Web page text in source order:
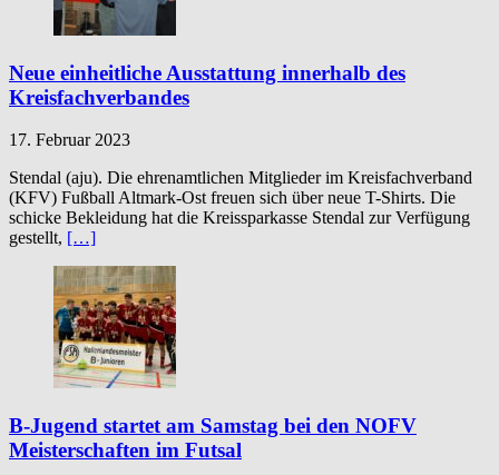
Neue einheitliche Ausstattung innerhalb des
Kreisfachverbandes
17. Februar 2023
Stendal (aju). Die ehrenamtlichen Mitglieder im Kreisfachverband
(KFV) Fußball Altmark-Ost freuen sich über neue T-Shirts. Die
schicke Bekleidung hat die Kreissparkasse Stendal zur Verfügung
gestellt, […]
B-Jugend startet am Samstag bei den NOFV
Meisterschaften im Futsal